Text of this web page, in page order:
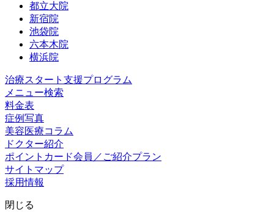
都立大院
新宿院
池袋院
六本木院
横浜院
治療スタート支援プログラム
メニュー検索
料金表
症例写真
美容医療コラム
ドクター紹介
ポイントカード会員／ご紹介プラン
サイトマップ
採用情報
閉じる